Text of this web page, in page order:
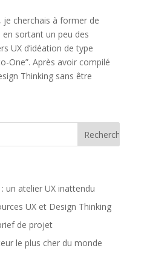
je cherchais à former de
sortant un peu des
UX d’idéation de type
One”. Après avoir compilé
Thinking sans être
un atelier UX inattendu
UX et Design Thinking
de projet
le plus cher du monde